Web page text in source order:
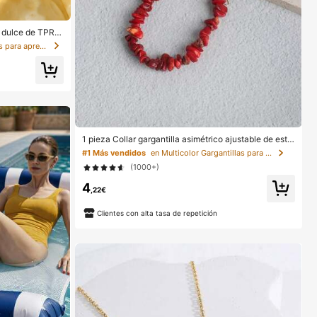
de TPR s
adorno dive
práctico y de
Hallowee
el estado
en Multicolor Juguetes para apretar para adolescen
1 pieza Collar gargantilla asimétrico ajustable de estil
o bohemio en color rojo natural, joyería de uso diario
Y2K, regalo para el Día de la Madre
#1 Más vendidos
en Multicolor Gargantillas para mujer
(1000+)
4,22€
Clientes con alta tasa de repetición